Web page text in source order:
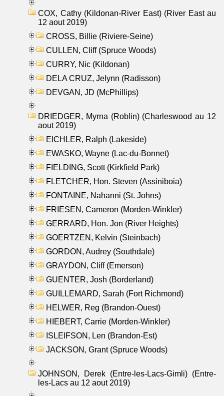
COX, Cathy (Kildonan-River East) (River East au
12 aout 2019)
CROSS, Billie (Riviere-Seine)
CULLEN, Cliff (Spruce Woods)
CURRY, Nic (Kildonan)
DELA CRUZ, Jelynn (Radisson)
DEVGAN, JD (McPhillips)
DRIEDGER, Myrna (Roblin) (Charleswood au 12
aout 2019)
EICHLER, Ralph (Lakeside)
EWASKO, Wayne (Lac-du-Bonnet)
FIELDING, Scott (Kirkfield Park)
FLETCHER, Hon. Steven (Assiniboia)
FONTAINE, Nahanni (St. Johns)
FRIESEN, Cameron (Morden-Winkler)
GERRARD, Hon. Jon (River Heights)
GOERTZEN, Kelvin (Steinbach)
GORDON, Audrey (Southdale)
GRAYDON, Cliff (Emerson)
GUENTER, Josh (Borderland)
GUILLEMARD, Sarah (Fort Richmond)
HELWER, Reg (Brandon-Ouest)
HIEBERT, Carrie (Morden-Winkler)
ISLEIFSON, Len (Brandon-Est)
JACKSON, Grant (Spruce Woods)
JOHNSON, Derek (Entre-les-Lacs-Gimli) (Entre-
les-Lacs au 12 aout 2019)